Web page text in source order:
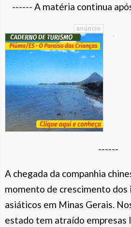
------ A matéria continua
------
A chegada da companhia
momento de crescimento
asiáticos em Minas Gerais.
estado tem atraído empresas